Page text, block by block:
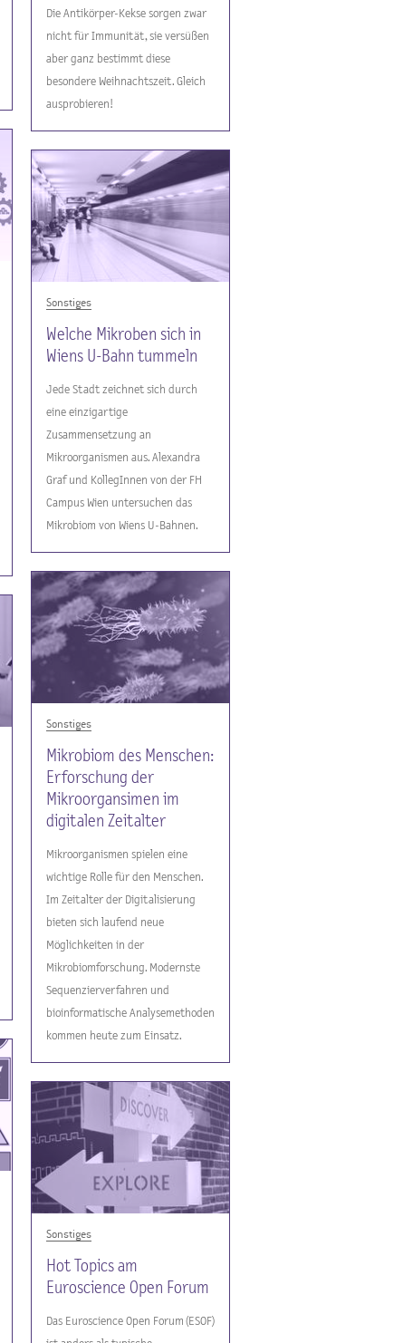
Die Antikörper-Kekse sorgen zwar
nicht für Immunität, sie versüßen
aber ganz bestimmt diese
besondere Weihnachtszeit. Gleich
ausprobieren!
Sonstiges
Welche Mikroben sich in
Wiens U-Bahn tummeln
Jede Stadt zeichnet sich durch
eine einzigartige
Zusammensetzung an
Mikroorganismen aus. Alexandra
Graf und KollegInnen von der FH
Campus Wien untersuchen das
Mikrobiom von Wiens U-Bahnen.
Sonstiges
Mikrobiom des Menschen:
Erforschung der
Mikroorgansimen im
digitalen Zeitalter
Mikroorganismen spielen eine
wichtige Rolle für den Menschen.
Im Zeitalter der Digitalisierung
bieten sich laufend neue
Möglichkeiten in der
Mikrobiomforschung. Modernste
Sequenzierverfahren und
bioinformatische Analysemethoden
kommen heute zum Einsatz.
Sonstiges
Hot Topics am
Euroscience Open Forum
Das Euroscience Open Forum (ESOF)